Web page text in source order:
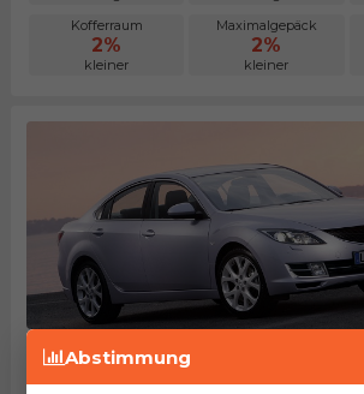
Kofferraum
2%
kleiner
Maximalgepäck
2%
kleiner
Mazda 6 2.5 S-VT
Herstellung von 2007. bis 2010.
EuroNCAP: 77% des
Abstimmung